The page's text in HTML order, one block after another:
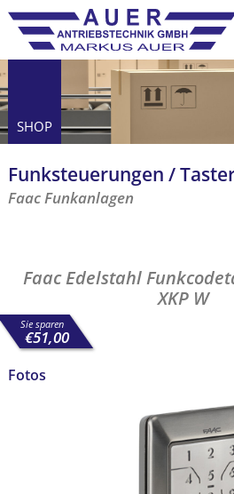
SHOP
Funk­steuerungen /
Faac Funkanlagen
Faac Edelstahl
XKP W
Sie sparen
€51,00
Fotos